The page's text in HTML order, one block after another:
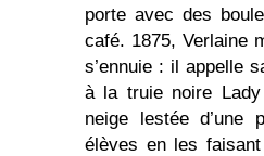
porte avec des
café. 1875, Verlaine
s’ennuie : il appelle
à la truie noire
neige lestée d’une
élèves en les